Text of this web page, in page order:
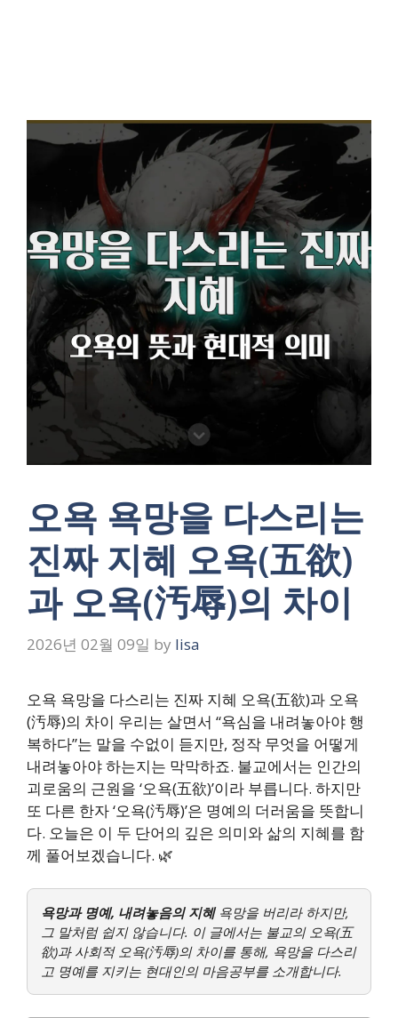
오욕 욕망을 다스리는
진짜 지혜 오욕(五欲)
과 오욕(汚辱)의 차이
2026년 02월 09일 by lisa
오욕 욕망을 다스리는 진짜 지혜 오욕(五欲)과 오욕
(汚辱)의 차이 우리는 살면서 “욕심을 내려놓아야 행
복하다”는 말을 수없이 듣지만, 정작 무엇을 어떻게
내려놓아야 하는지는 막막하죠. 불교에서는 인간의
괴로움의 근원을 ‘오욕(五欲)’이라 부릅니다. 하지만
또 다른 한자 ‘오욕(汚辱)’은 명예의 더러움을 뜻합니
다. 오늘은 이 두 단어의 깊은 의미와 삶의 지혜를 함
께 풀어보겠습니다. 🌿
욕망과 명예, 내려놓음의 지혜욕망을 버리라 하지만,
그 말처럼 쉽지 않습니다. 이 글에서는 불교의 오욕(五
欲)과 사회적 오욕(汚辱)의 차이를 통해, 욕망을 다스리
고 명예를 지키는 현대인의 마음공부를 소개합니다.